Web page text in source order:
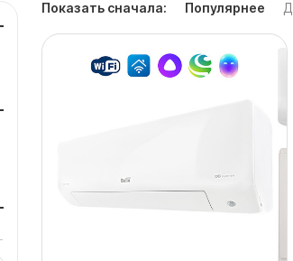
Показать сначала: Популярнее